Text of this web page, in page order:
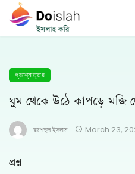
প্রশ্নোত্তর
ঘুম থেকে উঠে কাপড়ে মজি
রাশেদুল ইসলাম March 23,
প্রশ্ন